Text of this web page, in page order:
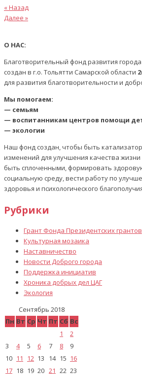
Навигация
по
записям
Предыдущая
статья
« Назад
Следующая
Далее »
О НАС:
Благотворительный фонд развития
создан в г.о. Тольятти Самарской области
для развития благотворительности и
Мы помогаем:
— семьям
— воспитанникам центров помощи
— экологии
Наш фонд создан, чтобы быть
изменений для улучшения качества
быть сплоченными, формировать
социальную среду, вести работу по
здоровья и психологического
Рубрики
Грант Фонда Президентских грантов
Культурная мозаика
Наставничество
Новости Доброго города
Поддержка инициатив
Хроника добрых дел ЦАГ
Экология
Сентябрь 2018
Пн Вт Ср Чт Пт Сб Вс
1
2
3
4 5 6 7 8
9
10 11 12 13 14 15 16
17 18 19 20 21 22 23